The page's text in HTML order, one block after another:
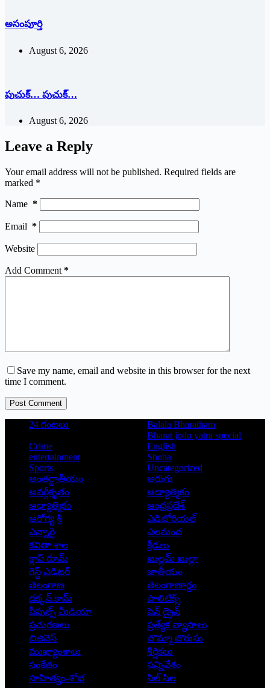
అసంపూర్తి
August 6, 2026
పుచుక్… పుచుక్…
August 6, 2026
Leave a Reply
Your email address will not be published. Required fields are
marked *
Name *
Email *
Website
Add Comment *
Save my name, email and website in this browser for the next
time I comment.
Post Comment
24 గంటలు
Balala Bharatham
Bharat jodo yatra special
Crime
English
entertainment
Shoba
Sports
Uncategorized
అంతర్జాతీయం
అరుగు
అవర్గీకృతం
ఆద్యాత్మికం
ఆధ్యాత్మికం
ఆంధ్రప్రదేశ్
ఆరోగ్య శ్రీ
ఎడిటోరియల్
ఎన్నారై
ఎలమంద
కవితా శాల
క్రీడలు
క్లాస్ రూమ్
ఖుల్లమ్ ఖుల్లా
గెస్ట్ ఎడిటర్
జాతీయం
తెలంగాణ
తెలంగాణార్థం
దక్కన్.కామ్
పాలిటిక్స్
పీపుల్స్ ‌మీడియా
పెన్ డ్రైవ్
ప్రచురణలు
ప్రత్యేక వ్యాసాలు
బిజినెస్
బొమ్మా బొరుసు
ముఖ్యాంశాలు
శీర్షికలు
సంకేతం
సన్నివేశం
సాహిత్యం-శోభ
సిల్ సిల